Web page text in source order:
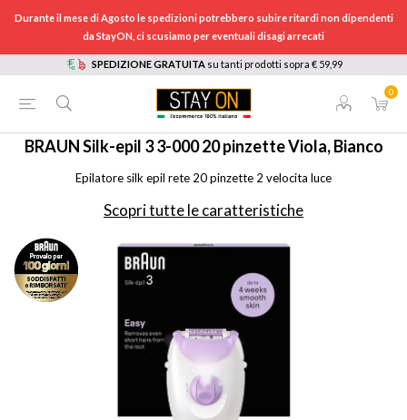
Durante il mese di Agosto le spedizioni potrebbero subire ritardi non dipendenti
da StayON, ci scusiamo per eventuali disagi arrecati
SPEDIZIONE GRATUITA su tanti prodotti sopra € 59,99
0
HOME ELETTRODOMESTICI CURA DELLA PERSONA, SALUTE E BENESSERE
/
EPILATORI E DEPILATORI
/
BRAUNSilk-epil 3 3-000 20 pinzette Viola, Bianco
Epilatore silk epil rete 20 pinzette 2 velocita luce
Scopri tutte le caratteristiche